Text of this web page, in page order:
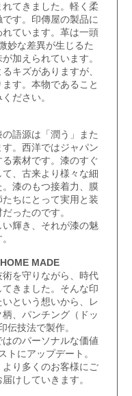
てきました。軽く柔
す。 印傳屋の製品に
ています。革は一頭
妙な差異が生じるた
加えられています。
キズがありますが、
す。本物であること
ださい。
語源は「潤う」また
。西洋ではジャパン
素材です。漆のすぐ
、古来より様々な細
漆のもつ接着力、膜
ちにとって実用と装
ったのです。
輝き、それが漆の魅
MADE
を守りながら、時代
きました。そんな印
という想いから、レ
、パンチング（ドッ
伝技法で製作。
のパーソナルな価値
トにアップデート。
り多くのお客様にご
けしていきます。